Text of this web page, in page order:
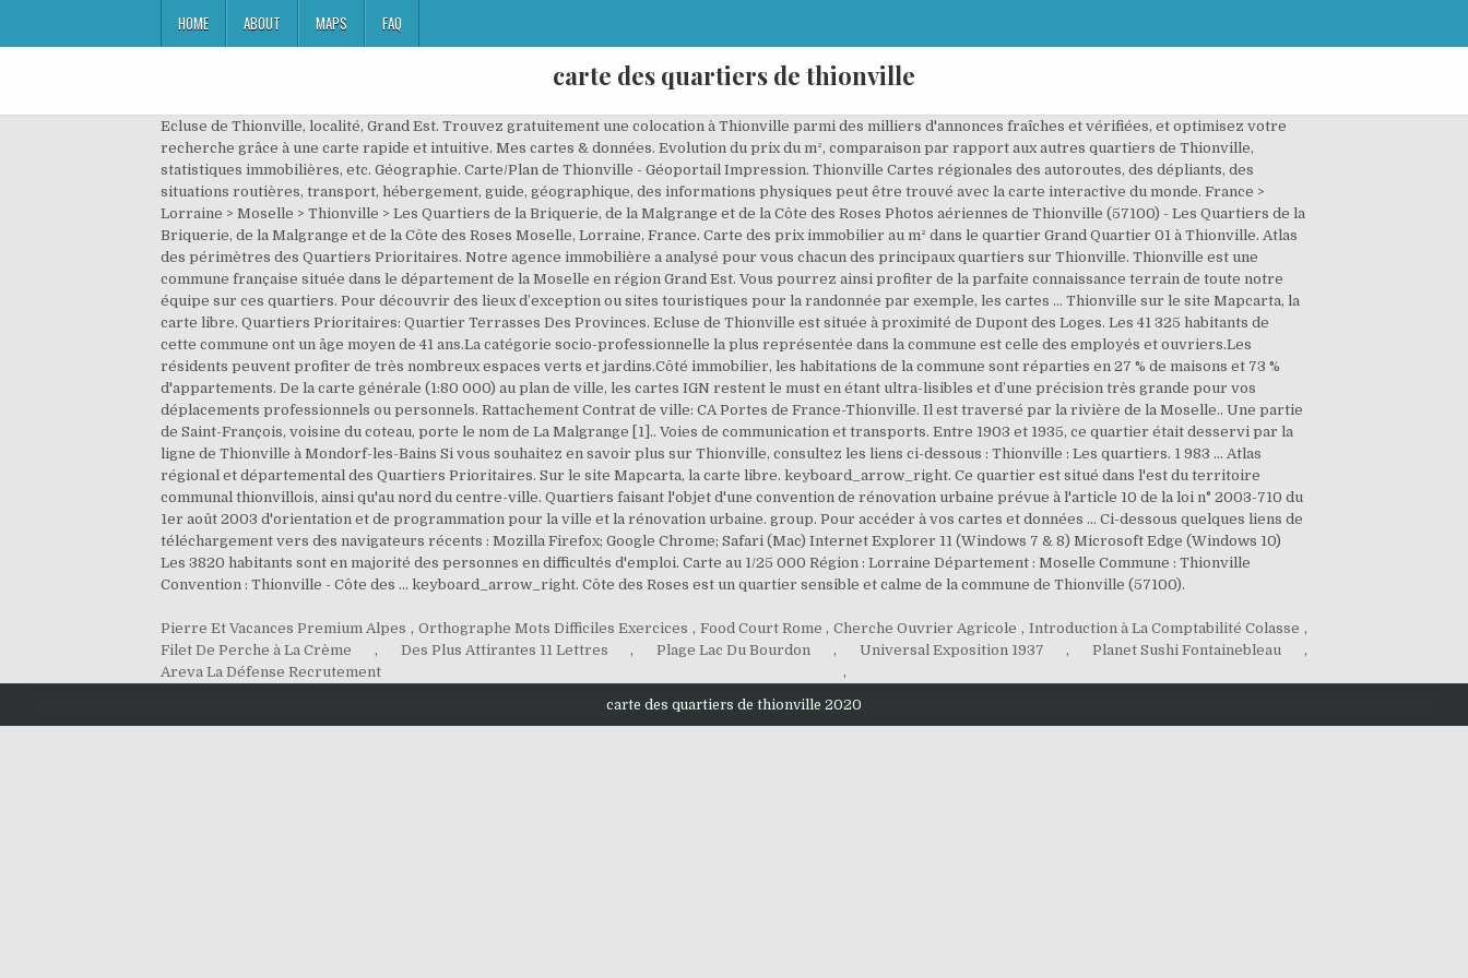
HOME ABOUT MAPS FAQ
carte des quartiers de thionville
Ecluse de Thionville, localité, Grand Est. Trouvez gratuitement une colocation à Thionville parmi des milliers d'annonces fraîches et vérifiées, et optimisez votre
recherche grâce à une carte rapide et intuitive. Mes cartes & données. Evolution du prix du m², comparaison par rapport aux autres quartiers de Thionville,
statistiques immobilières, etc. Géographie. Carte/Plan de Thionville - Géoportail Impression. Thionville Cartes régionales des autoroutes, des dépliants, des
situations routières, transport, hébergement, guide, géographique, des informations physiques peut être trouvé avec la carte interactive du monde. France >
Lorraine > Moselle > Thionville > Les Quartiers de la Briquerie, de la Malgrange et de la Côte des Roses Photos aériennes de Thionville (57100) - Les Quartiers de la
Briquerie, de la Malgrange et de la Côte des Roses Moselle, Lorraine, France. Carte des prix immobilier au m² dans le quartier Grand Quartier 01 à Thionville. Atlas
des périmètres des Quartiers Prioritaires. Notre agence immobilière a analysé pour vous chacun des principaux quartiers sur Thionville. Thionville est une
commune française située dans le département de la Moselle en région Grand Est. Vous pourrez ainsi profiter de la parfaite connaissance terrain de toute notre
équipe sur ces quartiers. Pour découvrir des lieux d’exception ou sites touristiques pour la randonnée par exemple, les cartes … Thionville sur le site Mapcarta, la
carte libre. Quartiers Prioritaires: Quartier Terrasses Des Provinces. Ecluse de Thionville est située à proximité de Dupont des Loges. Les 41 325 habitants de
cette commune ont un âge moyen de 41 ans.La catégorie socio-professionnelle la plus représentée dans la commune est celle des employés et ouvriers.Les
résidents peuvent profiter de très nombreux espaces verts et jardins.Côté immobilier, les habitations de la commune sont réparties en 27 % de maisons et 73 %
d'appartements. De la carte générale (1:80 000) au plan de ville, les cartes IGN restent le must en étant ultra-lisibles et d’une précision très grande pour vos
déplacements professionnels ou personnels. Rattachement Contrat de ville: CA Portes de France-Thionville. Il est traversé par la rivière de la Moselle.. Une partie
de Saint-François, voisine du coteau, porte le nom de La Malgrange [1].. Voies de communication et transports. Entre 1903 et 1935, ce quartier était desservi par la
ligne de Thionville à Mondorf-les-Bains Si vous souhaitez en savoir plus sur Thionville, consultez les liens ci-dessous : Thionville : Les quartiers. 1 983 ... Atlas
régional et départemental des Quartiers Prioritaires. Sur le site Mapcarta, la carte libre. keyboard_arrow_right. Ce quartier est situé dans l'est du territoire
communal thionvillois, ainsi qu'au nord du centre-ville. Quartiers faisant l'objet d'une convention de rénovation urbaine prévue à l'article 10 de la loi n° 2003-710 du
1er août 2003 d'orientation et de programmation pour la ville et la rénovation urbaine. group. Pour accéder à vos cartes et données ... Ci-dessous quelques liens de
téléchargement vers des navigateurs récents : Mozilla Firefox; Google Chrome; Safari (Mac) Internet Explorer 11 (Windows 7 & 8) Microsoft Edge (Windows 10)
Les 3820 habitants sont en majorité des personnes en difficultés d'emploi. Carte au 1/25 000 Région : Lorraine Département : Moselle Commune : Thionville
Convention : Thionville - Côte des … keyboard_arrow_right. Côte des Roses est un quartier sensible et calme de la commune de Thionville (57100).
Pierre Et Vacances Premium Alpes , Orthographe Mots Difficiles Exercices , Food Court Rome , Cherche Ouvrier Agricole , Introduction à La Comptabilité Colasse ,
Filet De Perche à La Crème
, Des Plus Attirantes 11 Lettres , Plage Lac Du Bourdon , Universal Exposition 1937 , Planet Sushi Fontainebleau
,
Areva La Défense Recrutement
,
carte des quartiers de thionville 2020